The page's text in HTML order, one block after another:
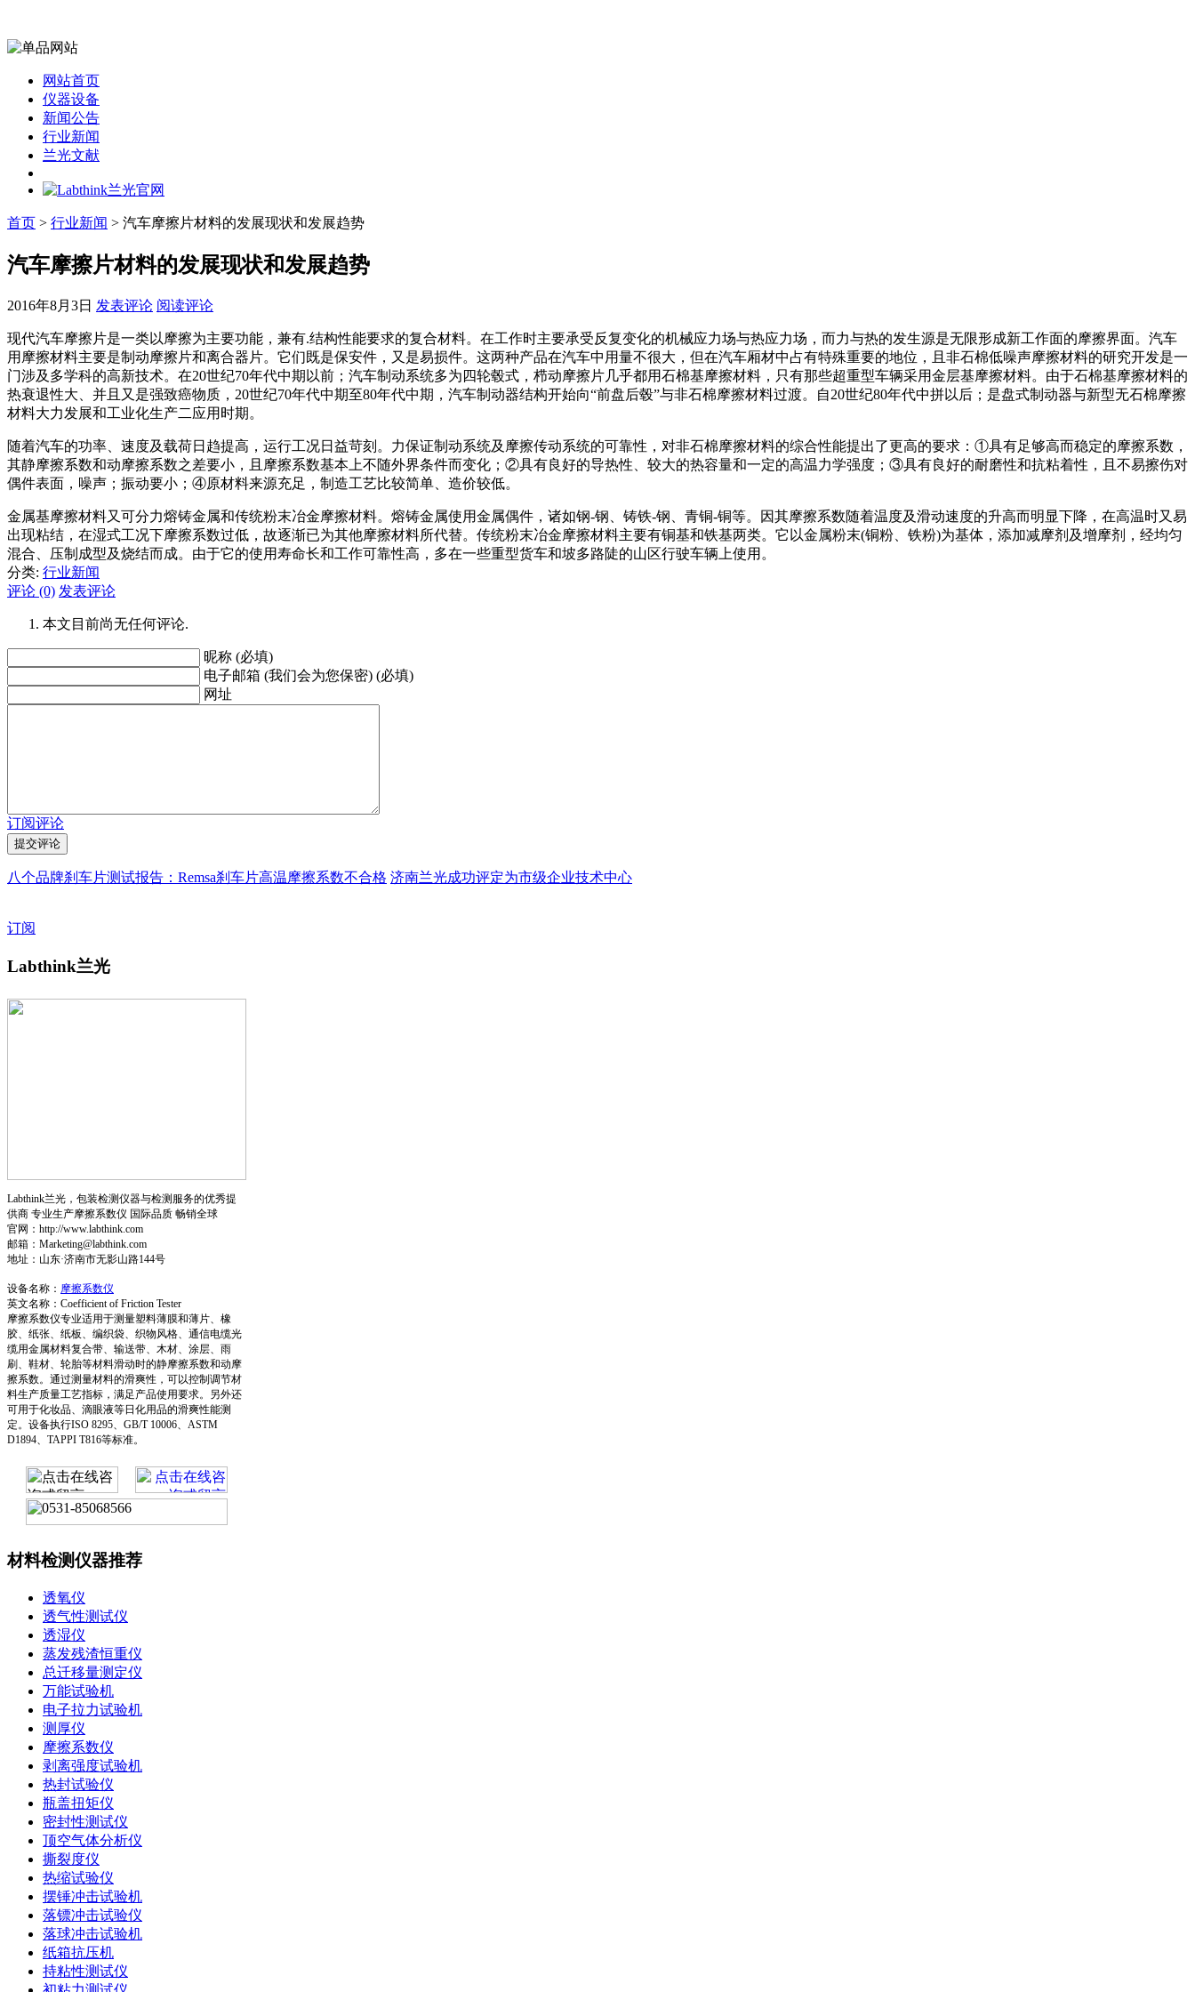
网站首页
仪器设备
新闻公告
行业新闻
兰光文献
首页 > 行业新闻 > 汽车摩擦片材料的发展现状和发展趋势
汽车摩擦片材料的发展现状和发展趋势
2016年8月3日 发表评论 阅读评论
现代汽车摩擦片是一类以摩擦为主要功能，兼有.结构性能要求的复合材料。在工作时主要承受反复变化的机械应力场与热应力场，而力与热的发生源是无限形成新工作面的摩擦界面。汽车
用摩擦材料主要是制动摩擦片和离合器片。它们既是保安件，又是易损件。这两种产品在汽车中用量不很大，但在汽车厢材中占有特殊重要的地位，且非石棉低噪声摩擦材料的研究开发是一
门涉及多学科的高新技术。在20世纪70年代中期以前；汽车制动系统多为四轮毂式，栉动摩擦片几乎都用石棉基摩擦材料，只有那些超重型车辆采用金层基摩擦材料。由于石棉基摩擦材料的
热衰退性大、并且又是强致癌物质，20世纪70年代中期至80年代中期，汽车制动器结构开始向“前盘后毂”与非石棉摩擦材料过渡。自20世纪80年代中拼以后；是盘式制动器与新型无石棉摩擦
材料大力发展和工业化生产二应用时期。
随着汽车的功率、速度及载荷日趋提高，运行工况日益苛刻。力保证制动系统及摩擦传动系统的可靠性，对非石棉摩擦材料的综合性能提出了更高的要求：①具有足够高而稳定的摩擦系数，
其静摩擦系数和动摩擦系数之差要小，且摩擦系数基本上不随外界条件而变化；②具有良好的导热性、较大的热容量和一定的高温力学强度；③具有良好的耐磨性和抗粘着性，且不易擦伤对
偶件表面，噪声；振动要小；④原材料来源充足，制造工艺比较简单、造价较低。
金属基摩擦材料又可分力熔铸金属和传统粉末冶金摩擦材料。熔铸金属使用金属偶件，诸如钢-钢、铸铁-钢、青铜-铜等。因其摩擦系数随着温度及滑动速度的升高而明显下降，在高温时又易
出现粘结，在湿式工况下摩擦系数过低，故逐渐已为其他摩擦材料所代替。传统粉末冶金摩擦材料主要有铜基和铁基两类。它以金属粉末(铜粉、铁粉)为基体，添加减摩剂及增摩剂，经均匀
混合、压制成型及烧结而成。由于它的使用寿命长和工作可靠性高，多在一些重型货车和坡多路陡的山区行驶车辆上使用。
分类: 行业新闻
评论 (0) 发表评论
本文目前尚无任何评论.
昵称 (必填)
电子邮箱 (我们会为您保密) (必填)
网址
订阅评论
八个品牌刹车片测试报告：Remsa刹车片高温摩擦系数不合格 济南兰光成功评定为市级企业技术中心
订阅
Labthink兰光
Labthink兰光，包装检测仪器与检测服务的优秀提
供商 专业生产摩擦系数仪 国际品质 畅销全球
官网：http://www.labthink.com
邮箱：Marketing@labthink.com
地址：山东·济南市无影山路144号
设备名称： 摩擦系数仪
英文名称：Coefficient of Friction Tester
摩擦系数仪专业适用于测量塑料薄膜和薄片、橡
胶、纸张、纸板、编织袋、织物风格、通信电缆光
缆用金属材料复合带、输送带、木材、涂层、雨
刷、鞋材、轮胎等材料滑动时的静摩擦系数和动摩
擦系数。通过测量材料的滑爽性，可以控制调节材
料生产质量工艺指标，满足产品使用要求。另外还
可用于化妆品、滴眼液等日化用品的滑爽性能测
定。设备执行ISO 8295、GB/T 10006、ASTM
D1894、TAPPI T816等标准。
材料检测仪器推荐
透氧仪
透气性测试仪
透湿仪
蒸发残渣恒重仪
总迁移量测定仪
万能试验机
电子拉力试验机
测厚仪
摩擦系数仪
剥离强度试验机
热封试验仪
瓶盖扭矩仪
密封性测试仪
顶空气体分析仪
撕裂度仪
热缩试验仪
摆锤冲击试验机
落镖冲击试验仪
落球冲击试验机
纸箱抗压机
持粘性测试仪